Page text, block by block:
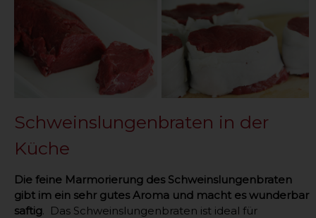
Schweinslungenbraten in der
Küche
Die feine Marmorierung des Schweinslungenbraten
gibt im ein sehr gutes Aroma und macht es wunderbar
saftig. Das Schweinslungenbraten ist ideal für